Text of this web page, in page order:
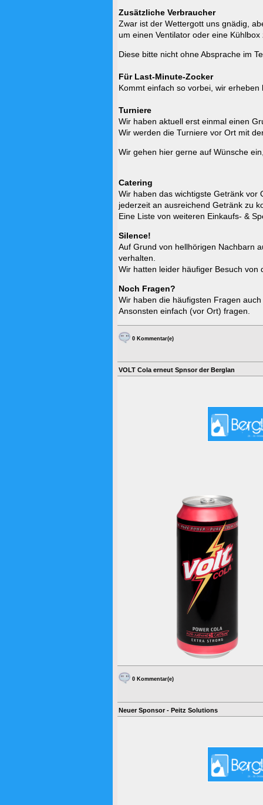
Zusätzliche Verbraucher
Zwar ist der Wettergott uns gnädig,
um einen Ventilator oder eine
Diese bitte nicht ohne Absprache im
Für Last-Minute-Zocker
Kommt einfach so vorbei, wir
Turniere
Wir haben aktuell erst einmal einen
Wir werden die Turniere vor Ort mit
Wir gehen hier gerne auf Wünsche
Catering
Wir haben das wichtigste Getränk
jederzeit an ausreichend Getränk zu
Eine Liste von weiteren Einkaufs- &
Silence!
Auf Grund von hellhörigen Nachbarn
verhalten.
Wir hatten leider häufiger Besuch
Noch Fragen?
Wir haben die häufigsten Fragen
Ansonsten einfach (vor Ort) fragen.
0 Kommentar(e)
VOLT Cola erneut Spnsor der Berglan
0 Kommentar(e)
Neuer Sponsor - Peitz Solutions